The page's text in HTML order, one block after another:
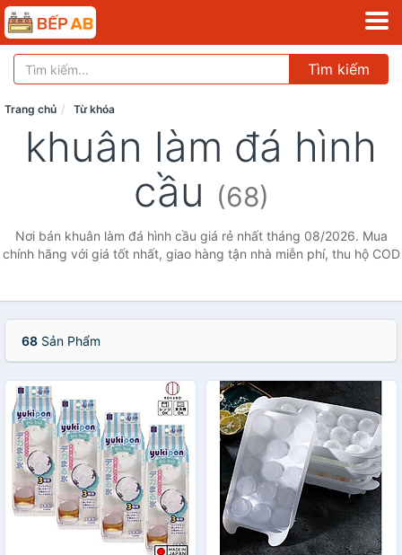
Tìm kiếm
Trang chủ Từ khóa
khuân làm đá hình
cầu (68)
Nơi bán khuân làm đá hình cầu giá rẻ nhất tháng 08/2026. Mua
chính hãng với giá tốt nhất, giao hàng tận nhà miễn phí, thu hộ COD
68 Sản Phẩm